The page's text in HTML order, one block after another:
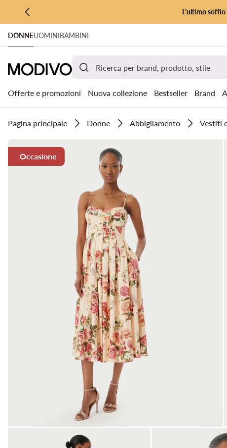
VAI AL CONTENUTO PRINCIPALE
VAI ALLA RICERCA
L'ultimo soffio
DONNEUOMINIBAMBINI
Offerte e promozioni Nuova collezione Bestseller Brand
Pagina principale Donne Abbigliamento Vestiti
Occasione